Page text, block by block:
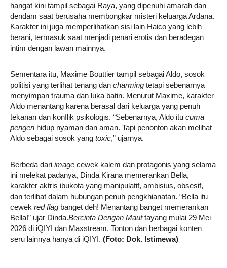
hangat kini tampil sebagai Raya, yang dipenuhi amarah dan
dendam saat berusaha membongkar misteri keluarga Ardana.
Karakter ini juga memperlihatkan sisi lain Haico yang lebih
berani, termasuk saat menjadi penari erotis dan beradegan
intim dengan lawan mainnya.
Sementara itu, Maxime Bouttier tampil sebagai Aldo, sosok
politisi yang terlihat tenang dan charming tetapi sebenarnya
menyimpan trauma dan luka batin. Menurut Maxime, karakter
Aldo menantang karena berasal dari keluarga yang penuh
tekanan dan konflik psikologis. “Sebenarnya, Aldo itu cuma
pengen hidup nyaman dan aman. Tapi penonton akan melihat
Aldo sebagai sosok yang toxic,” ujarnya.
Berbeda dari image cewek kalem dan protagonis yang selama
ini melekat padanya, Dinda Kirana memerankan Bella,
karakter aktris ibukota yang manipulatif, ambisius, obsesif,
dan terlibat dalam hubungan penuh pengkhianatan. “Bella itu
cewek red flag banget deh! Menantang banget memerankan
Bella!” ujar Dinda.Bercinta Dengan Maut tayang mulai 29 Mei
2026 di iQIYI dan Maxstream. Tonton dan berbagai konten
seru lainnya hanya di iQIYI. (Foto: Dok. Istimewa)